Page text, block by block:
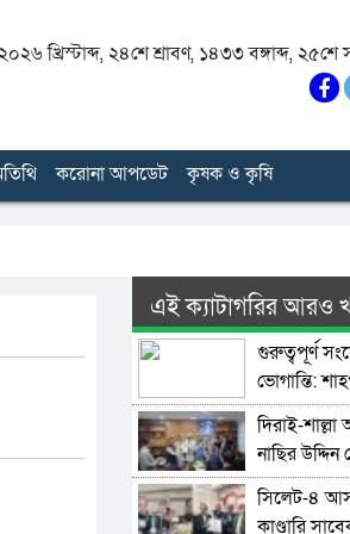
খ্রিস্টাব্দ, ২৪শে শ্রাবণ, ১৪৩৩ বঙ্গাব্দ, ২৫শে
করোনা আপডেট কৃষক ও কৃষি
এই ক্যাটাগরির আরও
গুরুত্বপূর্ণ
ভোগান্তি:
রাস্তাঘাট
দিরাই-
নাছির
মনোনয়নপত্র
সিলেট-৪
কাণ্ডারি